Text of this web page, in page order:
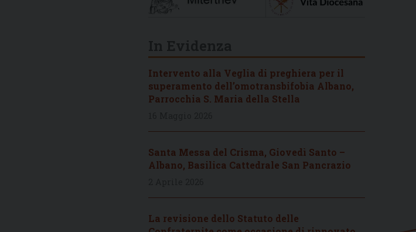
Intervento alla Veglia di preghiera per il
superamento dell’omotransbifobia Albano,
Parrocchia S. Maria della Stella
Santa Messa del Crisma, Giovedì Santo –
Albano, Basilica Cattedrale San Pancrazio
La revisione dello Statuto delle